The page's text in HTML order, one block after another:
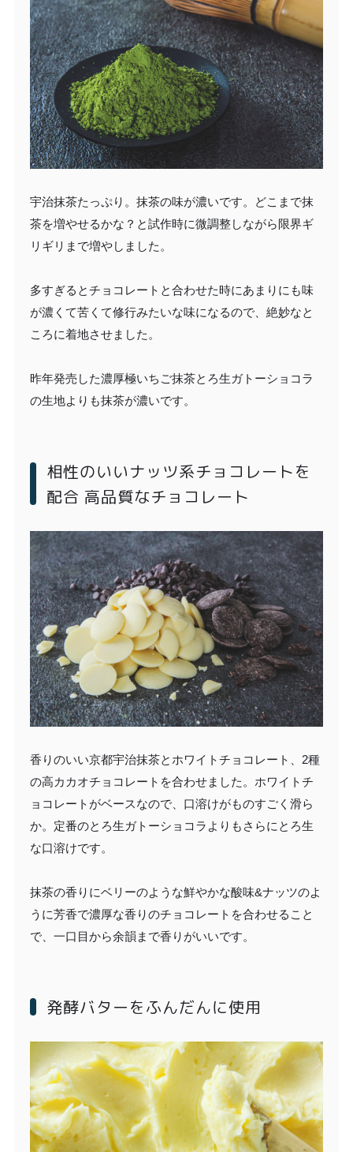
宇治抹茶たっぷり。抹茶の味が濃いです。どこまで抹
茶を増やせるかな？と試作時に微調整しながら限界ギ
リギリまで増やしました。
多すぎるとチョコレートと合わせた時にあまりにも味
が濃くて苦くて修行みたいな味になるので、絶妙なと
ころに着地させました。
昨年発売した濃厚極いちご抹茶とろ生ガトーショコラ
の生地よりも抹茶が濃いです。
相性のいいナッツ系チョコレートを
配合 高品質なチョコレート
香りのいい京都宇治抹茶とホワイトチョコレート、2種
の高カカオチョコレートを合わせました。ホワイトチ
ョコレートがベースなので、口溶けがものすごく滑ら
か。定番のとろ生ガトーショコラよりもさらにとろ生
な口溶けです。
抹茶の香りにベリーのような鮮やかな酸味&ナッツのよ
うに芳香で濃厚な香りのチョコレートを合わせること
で、一口目から余韻まで香りがいいです。
発酵バターをふんだんに使用